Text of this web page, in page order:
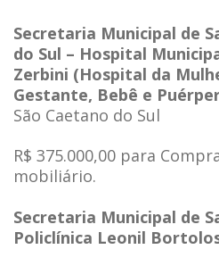
Secretaria Municipal de
do Sul – Hospital
Zerbini (Hospital da
Gestante, Bebê e
São Caetano do Sul
R$ 375.000,00 para
mobiliário.
Secretaria Municipal de
Policlínica Leonil